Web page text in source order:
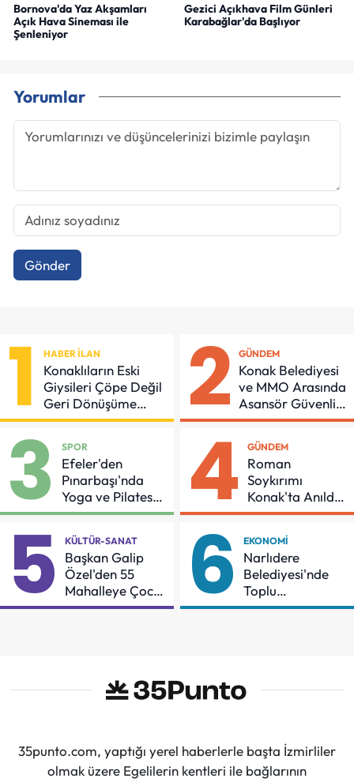
Bornova'da Yaz Akşamları
Açık Hava Sineması ile
Şenleniyor
Gezici Açıkhava Film Günleri
Karabağlar'da Başlıyor
Yorumlar
Gönder
1 HABER İLAN
Konaklıların Eski
Giysileri Çöpe Değil
Geri Dönüşüme
Gidiyor
2 GÜNDEM
Konak Belediyesi
ve MMO Arasında
Asansör Güvenliği
İçin Önemli
3 SPOR
Efeler'den
Pınarbaşı'nda
Yoga ve Pilates
Buluşması
4 GÜNDEM
Roman
Soykırımı
Konak'ta Anıldı:
"Eşit Bir Yaşam
Sürdüreceğiz"
5 KÜLTÜR-SANAT
Başkan Galip
Özel'den 55
Mahalleye Çocuk
Şenliği
6 EKONOMI
Narlıdere
Belediyesi'nde
Toplu
Sözleşmeye
35punto.com, yaptığı yerel haberlerle başta İzmirliler
olmak üzere Egelilerin kentleri ile bağlarının